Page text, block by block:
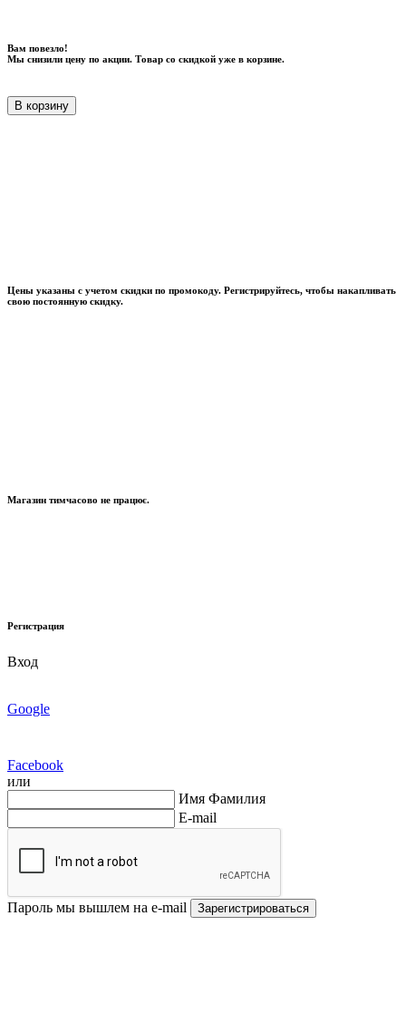
Вам повезло!
Мы снизили цену по акции. Товар со скидкой уже в корзине.
В корзину
Цены указаны с учетом скидки по промокоду. Регистрируйтесь, чтобы накапливать
свою постоянную скидку.
Магазин тимчасово не працює.
Регистрация
Вход
Google
Facebook
или
Имя Фамилия
E-mail
Пароль мы вышлем на e-mail Зарегистрироваться